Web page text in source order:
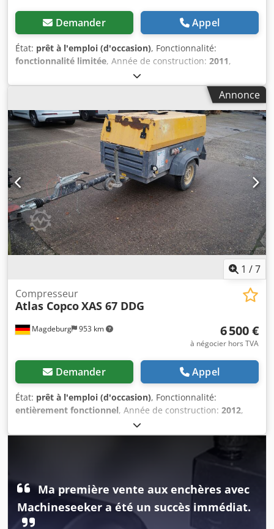
Demander Appel
État: prêt à l'emploi (d'occasion), Fonctionnalité:
fonctionnalité limitée, Année de construction: 2011,
1 192 h
particules, Compresseur Atlas Copco XAS 67 DDG,
construit en 2011, 1192 heures de fonctionnement, débit
volumique 3,5 m³, alimentation de secours 12,5 kVA,
connexions 1 x 230 volts, 2 x 400 volts, numéro de série
YA3062566B0165583, homologation disponible, le fusible
saute lorsque l'alimentation de secours est activée, filtre à
suie en aval SMF-MR Codpfxjv Rbufj Abusha
Annonce
1 /7
Magdeburg 953 km
Compresseur
Atlas CopcoXAS 67 DDG
6 500 €
à négocier hors TVA
Demander Appel
État: prêt à l'emploi (d'occasion), Fonctionnalité:
entièrement fonctionnel, Année de construction: 2012,
1 680 h
Copco XAS 67 DDG, année 2012, 1680 heures de service,
débit volumétrique 3,5 m³, courant de secours 12,5 Kva,
raccordements 1 x 230 Volt, 2 x 400 Volt, n° de série
Ma première vente aux enchères avec
Machineseeker a été un succès immédiat.